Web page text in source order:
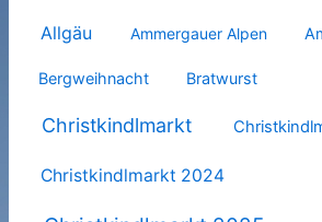
Allgäu Ammergauer Alpen
Bergweihnacht Bratwurst
Christkindlmarkt
Christkindlmarkt 2024